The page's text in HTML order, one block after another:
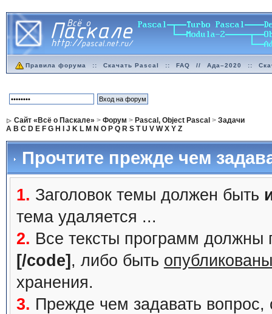
Правила форума :: Скачать Pascal :: FAQ // Ада–2020 ::
Сайт «Всё о Паскале» > Форум > Pascal, Object Pascal > Задачи
A B C D E F G H J K L M N O P Q R S T U V W X Y Z
Прочтите прежде чем
1. Заголовок темы должен быть
тема удаляется ...
2. Все тексты программ должны
[/code] , либо быть
хранения.
3. Прежде чем задавать вопрос,